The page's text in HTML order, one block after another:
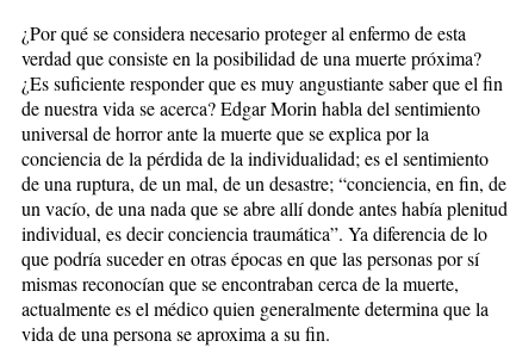
¿Por qué se considera necesario proteger al enfermo de esta
verdad que consiste en la posibilidad de una muerte próxima?
¿Es suficiente responder que es muy angustiante saber que el fin
de nuestra vida se acerca? Edgar Morin habla del sentimiento
universal de horror ante la muerte que se explica por la
conciencia de la pérdida de la individualidad; es el sentimiento
de una ruptura, de un mal, de un desastre; “conciencia, en fin, de
un vacío, de una nada que se abre allí donde antes había plenitud
individual, es decir conciencia traumática”. Ya diferencia de lo
que podría suceder en otras épocas en que las personas por sí
mismas reconocían que se encontraban cerca de la muerte,
actualmente es el médico quien generalmente determina que la
vida de una persona se aproxima a su fin.